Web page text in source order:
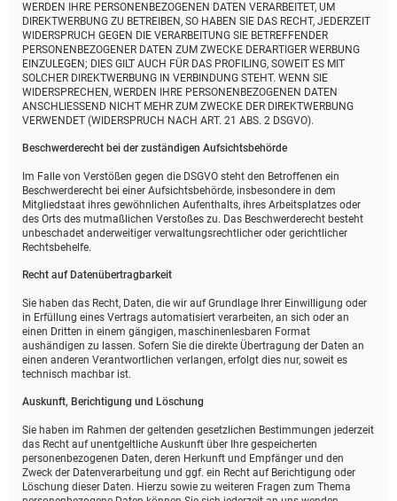
WERDEN IHRE PERSONENBEZOGENEN DATEN VERARBEITET, UM
DIREKTWERBUNG ZU BETREIBEN, SO HABEN SIE DAS RECHT, JEDERZEIT
WIDERSPRUCH GEGEN DIE VERARBEITUNG SIE BETREFFENDER
PERSONENBEZOGENER DATEN ZUM ZWECKE DERARTIGER WERBUNG
EINZULEGEN; DIES GILT AUCH FÜR DAS PROFILING, SOWEIT ES MIT
SOLCHER DIREKTWERBUNG IN VERBINDUNG STEHT. WENN SIE
WIDERSPRECHEN, WERDEN IHRE PERSONENBEZOGENEN DATEN
ANSCHLIESSEND NICHT MEHR ZUM ZWECKE DER DIREKTWERBUNG
VERWENDET (WIDERSPRUCH NACH ART. 21 ABS. 2 DSGVO).
Beschwerde­recht bei der zuständigen Aufsichts­behörde
Im Falle von Verstößen gegen die DSGVO steht den Betroffenen ein
Beschwerderecht bei einer Aufsichtsbehörde, insbesondere in dem
Mitgliedstaat ihres gewöhnlichen Aufenthalts, ihres Arbeitsplatzes oder
des Orts des mutmaßlichen Verstoßes zu. Das Beschwerderecht besteht
unbeschadet anderweitiger verwaltungsrechtlicher oder gerichtlicher
Rechtsbehelfe.
Recht auf Daten­übertrag­barkeit
Sie haben das Recht, Daten, die wir auf Grundlage Ihrer Einwilligung oder
in Erfüllung eines Vertrags automatisiert verarbeiten, an sich oder an
einen Dritten in einem gängigen, maschinenlesbaren Format
aushändigen zu lassen. Sofern Sie die direkte Übertragung der Daten an
einen anderen Verantwortlichen verlangen, erfolgt dies nur, soweit es
technisch machbar ist.
Auskunft, Berichtigung und Löschung
Sie haben im Rahmen der geltenden gesetzlichen Bestimmungen jederzeit
das Recht auf unentgeltliche Auskunft über Ihre gespeicherten
personenbezogenen Daten, deren Herkunft und Empfänger und den
Zweck der Datenverarbeitung und ggf. ein Recht auf Berichtigung oder
Löschung dieser Daten. Hierzu sowie zu weiteren Fragen zum Thema